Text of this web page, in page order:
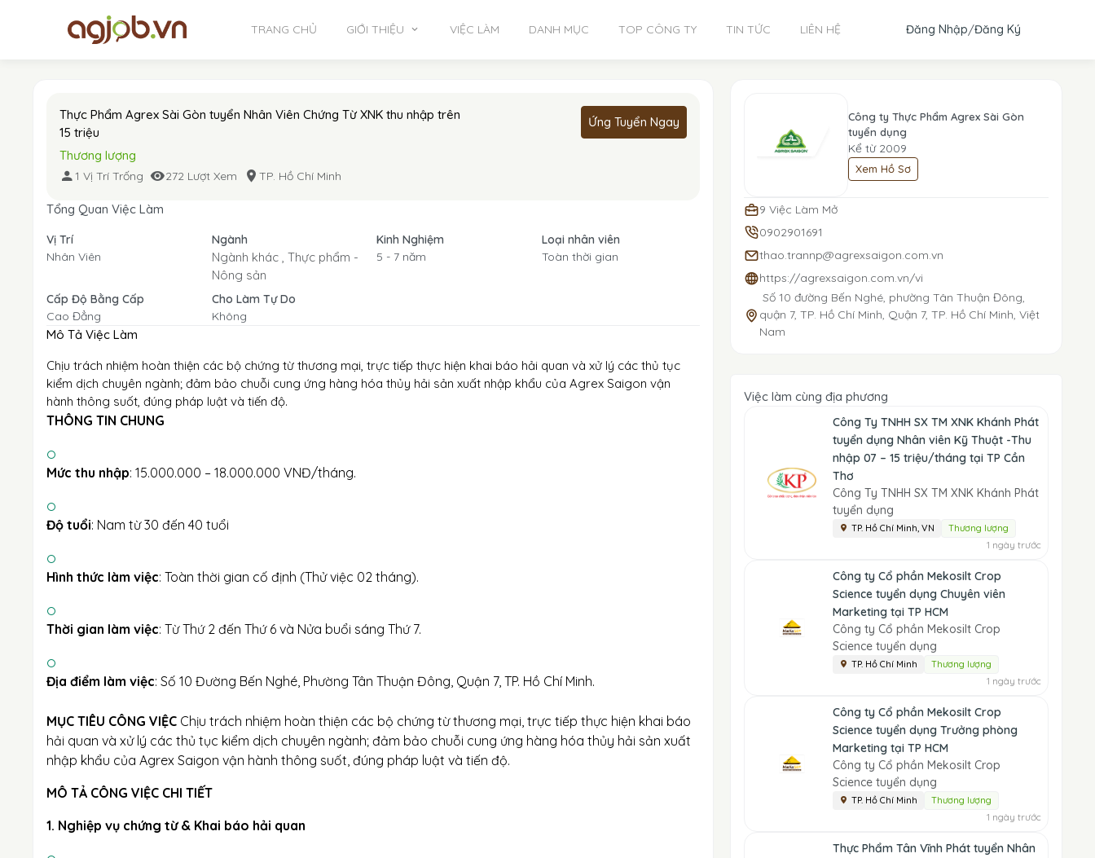
TRANG CHỦ GIỚI THIỆU VIỆC LÀM DANH MỤC TOP CÔNG TY TIN TỨC LIÊN HỆ Đăng Nhập/Đăng Ký
Thực Phẩm Agrex Sài Gòn tuyển Nhân Viên Chứng Từ XNK thu nhập trên
15 triệu
Ứng Tuyển Ngay
Thương lượng
1 Vị Trí Trống 272 Lượt Xem TP. Hồ Chí Minh
Tổng Quan Việc Làm
Vị Trí
Nhân Viên
Ngành
Ngành khác , Thực phẩm -
Nông sản
Kinh Nghiệm
5 - 7 năm
Loại nhân viên
Toàn thời gian
Cấp Độ Bằng Cấp
Cao Đẳng
Cho Làm Tự Do
Không
Mô Tả Việc Làm
Chịu trách nhiệm hoàn thiện các bộ chứng từ thương mại, trực tiếp thực hiện khai báo hải quan và xử lý các thủ tục
kiểm dịch chuyên ngành; đảm bảo chuỗi cung ứng hàng hóa thủy hải sản xuất nhập khẩu của Agrex Saigon vận
hành thông suốt, đúng pháp luật và tiến độ.
THÔNG TIN CHUNG
Mức thu nhập: 15.000.000 – 18.000.000 VNĐ/tháng.
Độ tuổi: Nam từ 30 đến 40 tuổi
Hình thức làm việc: Toàn thời gian cố định (Thử việc 02 tháng).
Thời gian làm việc: Từ Thứ 2 đến Thứ 6 và Nửa buổi sáng Thứ 7.
Địa điểm làm việc: Số 10 Đường Bến Nghé, Phường Tân Thuận Đông, Quận 7, TP. Hồ Chí Minh.
MỤC TIÊU CÔNG VIỆC Chịu trách nhiệm hoàn thiện các bộ chứng từ thương mại, trực tiếp thực hiện khai báo
hải quan và xử lý các thủ tục kiểm dịch chuyên ngành; đảm bảo chuỗi cung ứng hàng hóa thủy hải sản xuất
nhập khẩu của Agrex Saigon vận hành thông suốt, đúng pháp luật và tiến độ.
MÔ TẢ CÔNG VIỆC CHI TIẾT
1. Nghiệp vụ chứng từ & Khai báo hải quan
Công ty Thực Phẩm Agrex Sài Gòn
tuyển dụng
Kể từ 2009
Xem Hồ Sơ
9 Việc Làm Mở
0902901691
thao.trannp@agrexsaigon.com.vn
https://agrexsaigon.com.vn/vi
Số 10 đường Bến Nghé, phường Tân Thuận Đông,
quận 7, TP. Hồ Chí Minh, Quận 7, TP. Hồ Chí Minh, Việt
Nam
Việc làm cùng địa phương
Công Ty TNHH SX TM XNK Khánh Phát
tuyển dụng Nhân viên Kỹ Thuật -Thu
nhập 07 – 15 triệu/tháng tại TP Cần
Thơ
Công Ty TNHH SX TM XNK Khánh Phát
tuyển dụng
TP. Hồ Chí Minh, VN Thương lượng
1 ngày trước
Công ty Cổ phần Mekosilt Crop
Science tuyển dụng Chuyên viên
Marketing tại TP HCM
Công ty Cổ phần Mekosilt Crop
Science tuyển dụng
TP. Hồ Chí Minh Thương lượng
1 ngày trước
Công ty Cổ phần Mekosilt Crop
Science tuyển dụng Trưởng phòng
Marketing tại TP HCM
Công ty Cổ phần Mekosilt Crop
Science tuyển dụng
TP. Hồ Chí Minh Thương lượng
1 ngày trước
Thực Phẩm Tân Vĩnh Phát tuyển Nhân